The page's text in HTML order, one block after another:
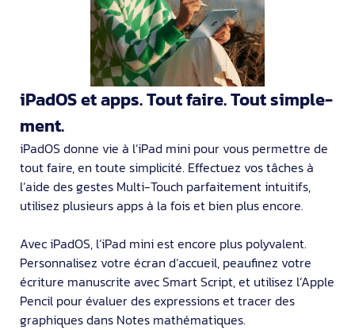
iPadOS et apps. Tout faire. Tout simple­
ment.
iPadOS donne vie à l’iPad mini pour vous permettre de
tout faire, en toute simpli­cité. Effectuez vos tâches à
l’aide des gestes Multi-Touch parfaitement intuitifs,
utilisez plusieurs apps à la fois et bien plus encore.
Avec iPadOS, l’iPad mini est encore plus polyvalent.
Personnalisez votre écran d’accueil, peaufinez votre
écriture manuscrite avec Smart Script, et utilisez l’Apple
Pencil pour évaluer des expressions et tracer des
graphi­ques dans Notes mathématiques.